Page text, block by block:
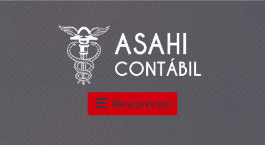
Menu principal